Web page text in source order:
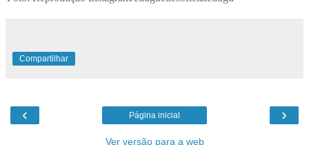
Compartilhar
‹ ›
Página inicial
Ver versão para a web